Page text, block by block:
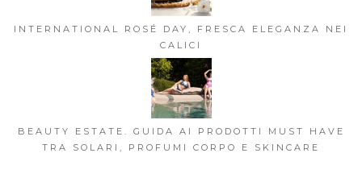
INTERNATIONAL ROSÉ DAY, FRESCA ELEGANZA NEI
CALICI
BEAUTY ESTATE. GUIDA AI PRODOTTI MUST HAVE
TRA SOLARI, PROFUMI CORPO E SKINCARE